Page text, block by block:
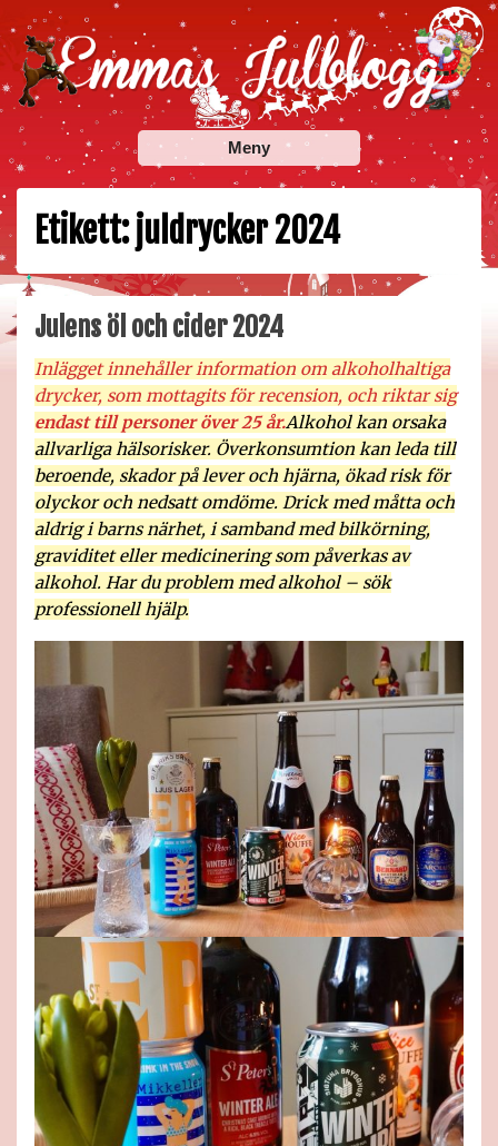
Skip
to
content
Emmas Julblogg
Julbloggar om julnyheter, julklappstips, julkalendrar,
adventskalendrar , julpyssel och julrecept!
Meny
Etikett:juldrycker 2024
Julens öl och cider 2024
Inlägget innehåller information om alkoholhaltiga
drycker, som mottagits för recension, och riktar sig
endast till personer över 25 år.Alkohol kan orsaka
allvarliga hälsorisker. Överkonsumtion kan leda till
beroende, skador på lever och hjärna, ökad risk för
olyckor och nedsatt omdöme. Drick med måtta och
aldrig i barns närhet, i samband med bilkörning,
graviditet eller medicinering som påverkas av
alkohol. Har du problem med alkohol – sök
professionell hjälp.